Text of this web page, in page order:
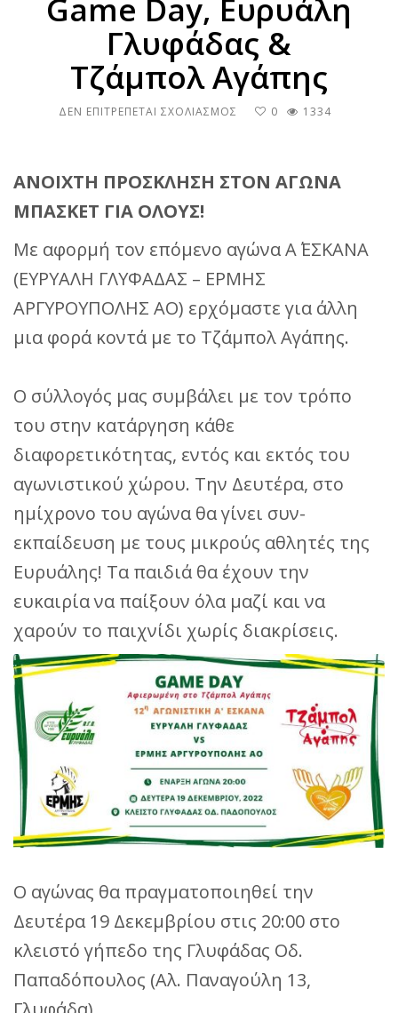
Game Day, Ευρυάλη
Γλυφάδας &
Τζάμπολ Αγάπης
ΔΕΝ ΕΠΙΤΡΈΠΕΤΑΙ ΣΧΟΛΙΑΣΜΌΣ ΣΤΟ
ΓΛΥΦΆΔΑΣ
0 1334
ΑΝΟΙΧΤΗ ΠΡΟΣΚΛΗΣΗ ΣΤΟΝ ΑΓΩΝΑ
ΜΠΑΣΚΕΤ ΓΙΑ ΟΛΟΥΣ!
Με αφορμή τον επόμενο αγώνα Α΄ ΕΣΚΑΝΑ
(ΕΥΡΥΑΛΗ ΓΛΥΦΑΔΑΣ – ΕΡΜΗΣ
ΑΡΓΥΡΟΥΠΟΛΗΣ ΑΟ) ερχόμαστε για άλλη
μια φορά κοντά με το Τζάμπολ Αγάπης.
Ο σύλλογός μας συμβάλει με τον τρόπο
του στην κατάργηση κάθε
διαφορετικότητας, εντός και εκτός του
αγωνιστικού χώρου. Την Δευτέρα, στο
ημίχρονο του αγώνα θα γίνει συν-
εκπαίδευση με τους μικρούς αθλητές της
Ευρυάλης! Τα παιδιά θα έχουν την
ευκαιρία να παίξουν όλα μαζί και να
χαρούν το παιχνίδι χωρίς διακρίσεις.
Ο αγώνας θα πραγματοποιηθεί την
Δευτέρα 19 Δεκεμβρίου στις 20:00 στο
κλειστό γήπεδο της Γλυφάδας Οδ.
Παπαδόπουλος (Αλ. Παναγούλη 13,